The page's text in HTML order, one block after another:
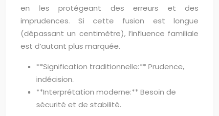
en les protégeant des erreurs et des
imprudences. Si cette fusion est longue
(dépassant un centimètre), l’influence familiale
est d’autant plus marquée.
**Signification traditionnelle:** Prudence,
indécision.
**Interprétation moderne:** Besoin de
sécurité et de stabilité.